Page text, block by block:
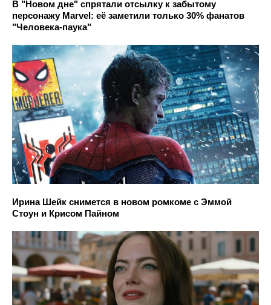
В "Новом дне" спрятали отсылку к забытому
персонажу Marvel: её заметили только 30% фанатов
"Человека-паука"
Ирина Шейк снимется в новом ромкоме с Эммой
Стоун и Крисом Пайном